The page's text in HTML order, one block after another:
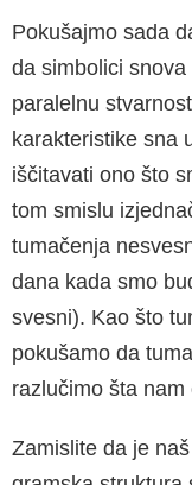
Pokušajmo sada
da simbolici
paralelnu
karakteristike sna
iščitavati ono što
tom smislu
tumačenja
dana kada smo
svesni). Kao što
pokušamo da
razlučimo šta nam
Zamislite da je